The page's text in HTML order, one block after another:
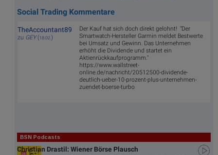
Social Trading Kommentare
TheAccountant89
zu GEY( 18.02.)
Der Kauf hat sich doch direkt gelohnt! "Der
Smartwatch-Hersteller Garmin meldet Bestwerte
bei Umsatz und Gewinn. Das Unternehmen
erhöht die Dividende und startet ein
Aktienrückkaufprogramm."
https://www.wallstreet-
online.de/nachricht/20512500-dividende-
deutlich-ueber-10-prozent-plus-unternehmen-
zuendet-boerse-turbo
BSN Podcasts
Christian Drastil: Wiener Börse Plausch